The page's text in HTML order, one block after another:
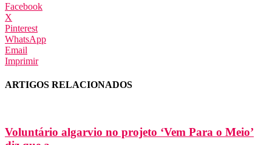
Facebook
X
Pinterest
WhatsApp
Email
Imprimir
ARTIGOS RELACIONADOS
Voluntário algarvio no projeto ‘Vem Para o Meio’